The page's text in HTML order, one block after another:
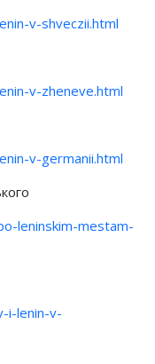
v-shveczii.html
v-zheneve.html
v-germanii.html
leninskim-mestam-
i-lenin-v-